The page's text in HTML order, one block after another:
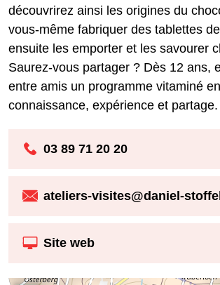
découvrirez ainsi les origines du
vous-même fabriquer des tablettes
ensuite les emporter et les savourer
Saurez-vous partager ? Dès 12 ans,
entre amis un programme vitaminé
connaissance, expérience et partage.
03 89 71 20 20
ateliers-visites@daniel-
Site web